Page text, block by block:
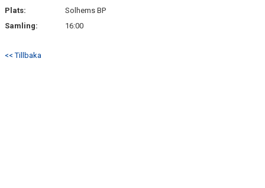
Plats:
Solhems BP
Samling:
16:00
<< Tillbaka